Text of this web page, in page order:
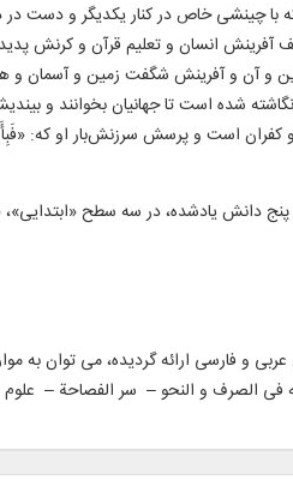
که با چینشی خاص در کنار یکدیگر و دست
انسان و تعلیم قرآن و کرنش
و آن و آفرینش شگفت زمین و آسمان و
شده است تا جهانیان بخوانند و
است و پرسش سرزنش‌بار او که: «فَبِأَيِّ
دانش یادشده، در سه سطح
عربی و فارسی ارائه گردیده، می توان
فی الصرف و النحو – سر الفصاحة – علوم